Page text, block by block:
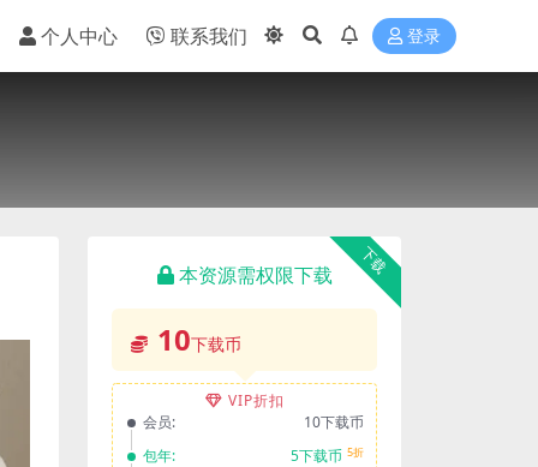
个人中心 联系我们 登录
下载
本资源需权限下载
10下载币
VIP折扣
会员:
10下载币
包年:
5下载币 5折